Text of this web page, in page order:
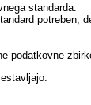
standarda.
podatkovne